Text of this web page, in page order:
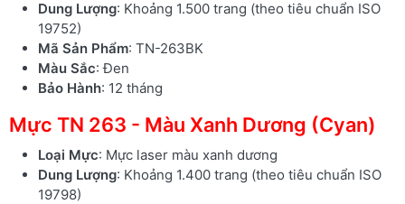
Dung Lượng: Khoảng 1.500 trang (theo tiêu chuẩn ISO
19752)
Mã Sản Phẩm: TN-263BK
Màu Sắc: Đen
Bảo Hành: 12 tháng
Mực TN 263 - Màu Xanh Dương (Cyan)
Loại Mực: Mực laser màu xanh dương
Dung Lượng: Khoảng 1.400 trang (theo tiêu chuẩn ISO
19798)